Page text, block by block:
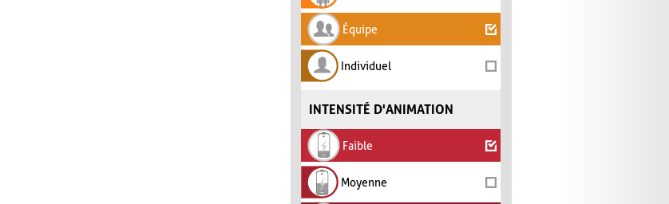
Équipe
Individuel
INTENSITÉ D'ANIMATION
Faible
Moyenne